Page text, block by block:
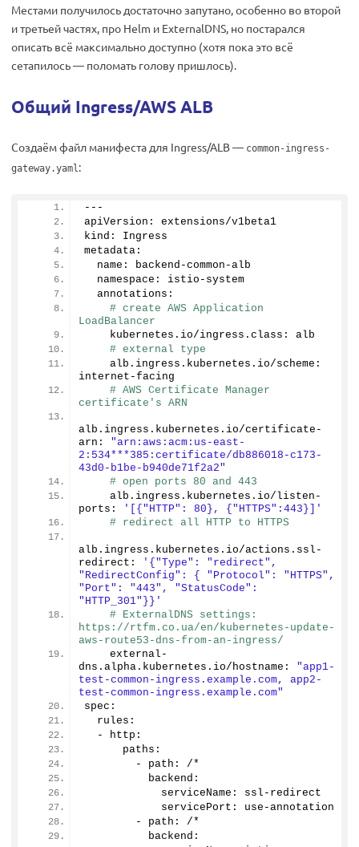
Местами получилось достаточно запутано, особенно во второй
и третьей частях, про Helm и ExternalDNS, но постарался
описать всё максимально доступно (хотя пока это всё
сетапилось — поломать голову пришлось).
Общий Ingress/AWS ALB
Создаём файл манифеста для Ingress/ALB — common-ingress-
gateway.yaml:
---
apiVersion: extensions/v1beta1
kind: Ingress
metadata:
  name: backend-common-alb
  namespace: istio-system
  annotations:
# create AWS Application
LoadBalancer
    kubernetes.
io/ingress. class : alb
# external type
    alb.
ingress . kubernetes . io/scheme:
internet-facing
# AWS Certificate Manager
certificate's ARN
alb. ingress . kubernetes . io/certificate-
arn: "arn:aws:acm:us-east-
2:534***385:certificate/db886018-c173-
43d0-b1be-b940de71f2a2"
# open ports 80 and 443
    alb.
ingress . kubernetes . io/listen-
ports:
'[{"HTTP": 80}, {"HTTPS":443}]'
# redirect all HTTP to HTTPS
alb. ingress . kubernetes . io/actions. ssl -
redirect:
'{"Type": "redirect",
"RedirectConfig": { "Protocol": "HTTPS",
"Port": "443", "StatusCode":
"HTTP_301"}}'
# ExternalDNS settings:
https://rtfm.co.ua/en/kubernetes-update-
aws-route53-dns-from-an-ingress/
    external-
dns. alpha . kubernetes . io/hostname: "app1-
test-common-ingress.example.com, app2-
test-common-ingress.example.com"
spec:
  rules:
  - http:
      paths:
        - path: /*
          backend:
            serviceName: ssl-redirect
            servicePort: use-annotation
        - path: /*
          backend: